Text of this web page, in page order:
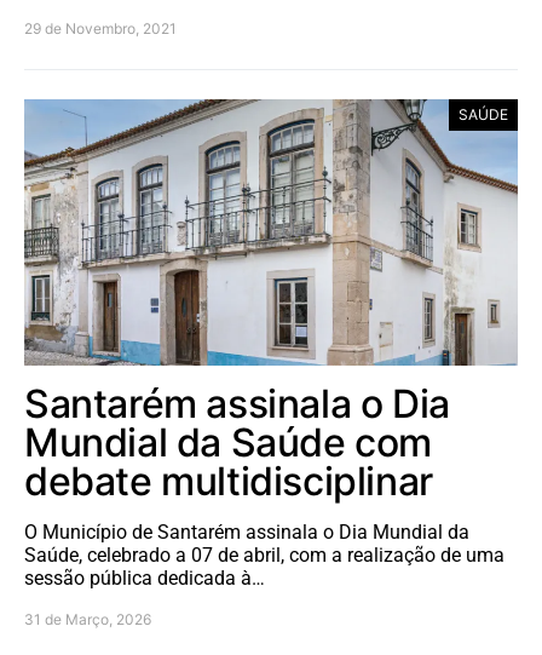
29 de Novembro, 2021
SAÚDE
Santarém assinala o Dia
Mundial da Saúde com
debate multidisciplinar
O Município de Santarém assinala o Dia Mundial da
Saúde, celebrado a 07 de abril, com a realização de uma
sessão pública dedicada à…
31 de Março, 2026